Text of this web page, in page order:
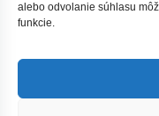
alebo odvolanie súhlasu
funkcie.
Ochrana osobných údajov